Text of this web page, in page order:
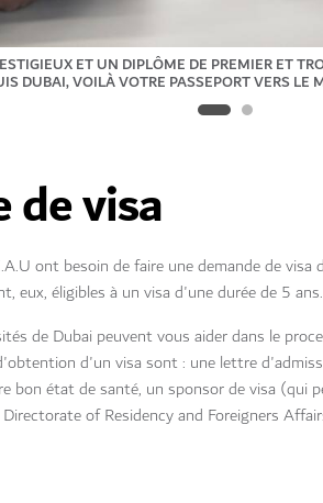
ET UN DIPLÔME DE PREMIER ET
DUBAI, VOILÀ VOTRE PASSEPORT VERS LE
de visa
ont besoin de faire une demande de
eux, éligibles à un visa d'une durée de 5 ans.
de Dubai peuvent vous aider dans le
d'un visa sont : une lettre
bon état de santé, un sponsor de visa
of Residency and Foreigners